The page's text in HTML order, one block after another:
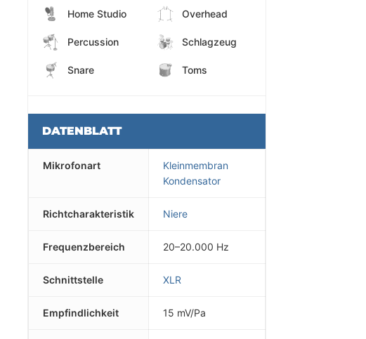
Home Studio Overhead
Percussion Schlagzeug
Snare Toms
DATENBLATT
Mikrofonart
Kleinmembran
Kondensator
Richtcharakteristik Niere
Frequenzbereich 20–20.000 Hz
Schnittstelle XLR
Empfindlichkeit 15 mV/Pa